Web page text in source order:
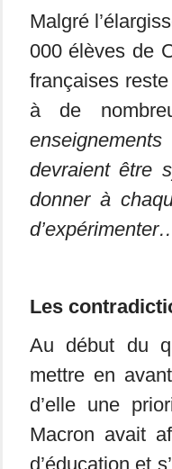
Malgré
000 élèves de
françaises
à de
devraient être
donner à
Les
Au début du
mettre en
d’elle une
Macron avait
d’éducation et